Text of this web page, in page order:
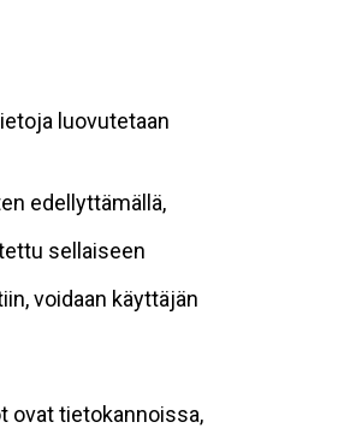
luovutetaan
edellyttämällä,
sellaiseen
voidaan käyttäjän
ovat tietokannoissa,